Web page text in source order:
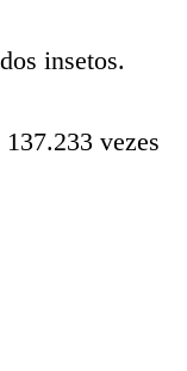
insetos.
vezes